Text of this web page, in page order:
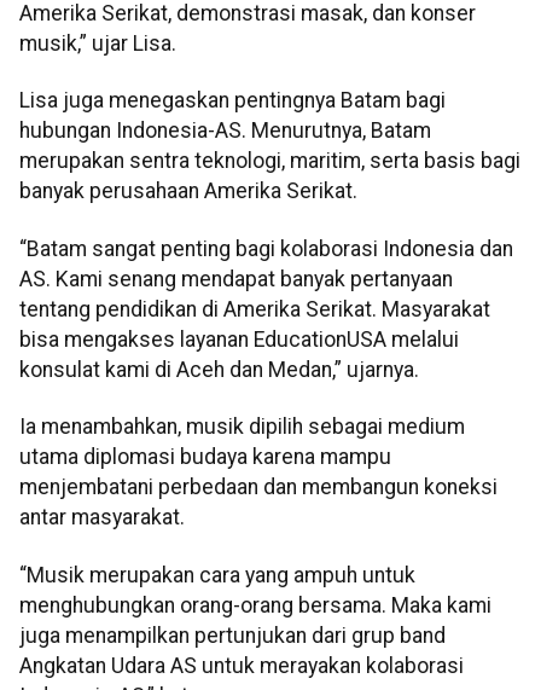
Amerika Serikat, demonstrasi masak, dan konser
musik,” ujar Lisa.
Lisa juga menegaskan pentingnya Batam bagi
hubungan Indonesia-AS. Menurutnya, Batam
merupakan sentra teknologi, maritim, serta basis bagi
banyak perusahaan Amerika Serikat.
“Batam sangat penting bagi kolaborasi Indonesia dan
AS. Kami senang mendapat banyak pertanyaan
tentang pendidikan di Amerika Serikat. Masyarakat
bisa mengakses layanan EducationUSA melalui
konsulat kami di Aceh dan Medan,” ujarnya.
Ia menambahkan, musik dipilih sebagai medium
utama diplomasi budaya karena mampu
menjembatani perbedaan dan membangun koneksi
antar masyarakat.
“Musik merupakan cara yang ampuh untuk
menghubungkan orang-orang bersama. Maka kami
juga menampilkan pertunjukan dari grup band
Angkatan Udara AS untuk merayakan kolaborasi